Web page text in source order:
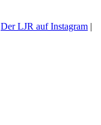
Der LJR auf Instagram |